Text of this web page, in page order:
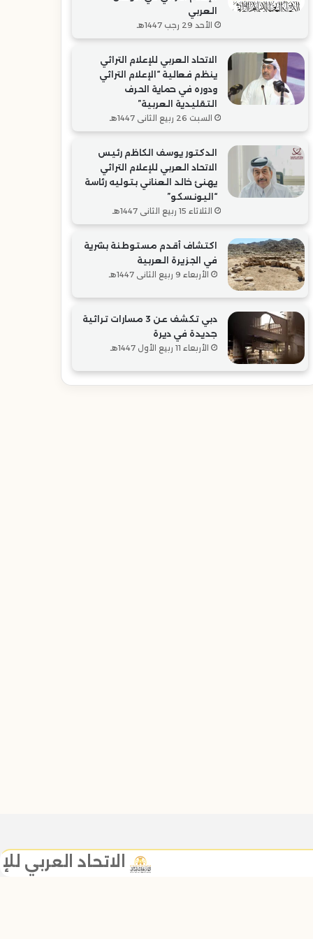
العربي
الأحد 29 رجب 1447هـ
الاتحاد العربي للإعلام التراثي
ينظم فعالية “الإعلام التراثي
ودوره في حماية الحرف
التقليدية العربية”
السبت 26 ربيع الثاني 1447هـ
الدكتور يوسف الكاظم رئيس
الاتحاد العربي للإعلام التراثي
يهنئ خالد العناني بتوليه رئاسة
“اليونسكو”
الثلاثاء 15 ربيع الثاني 1447هـ
اكتشاف أقدم مستوطنة بشرية
في الجزيرة العربية
الأربعاء 9 ربيع الثاني 1447هـ
دبي تكشف عن 3 مسارات تراثية
جديدة في ديرة
الأربعاء 11 ربيع الأول 1447هـ
الاتحاد العربي